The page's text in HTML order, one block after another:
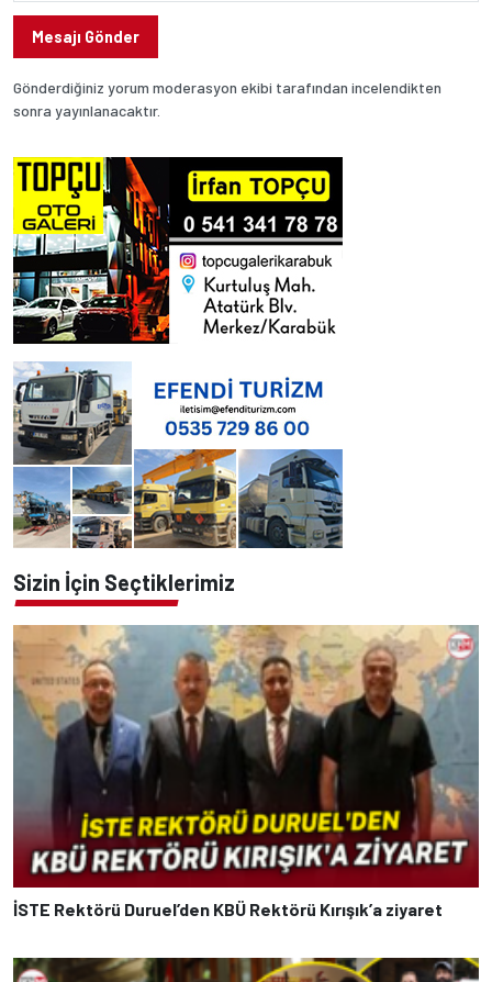
Mesajı Gönder
Gönderdiğiniz yorum moderasyon ekibi tarafından incelendikten
sonra yayınlanacaktır.
Sizin İçin Seçtiklerimiz
İSTE Rektörü Duruel’den KBÜ Rektörü Kırışık’a ziyaret